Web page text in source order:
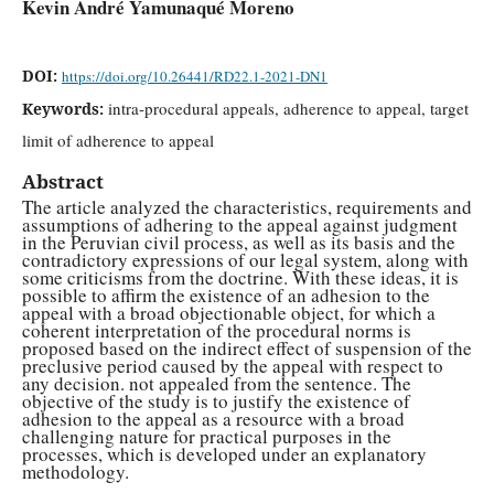
Kevin André Yamunaqué Moreno
DOI: https://doi.org/10.26441/RD22.1-2021-DN1
Keywords: intra-procedural appeals, adherence to appeal, target
limit of adherence to appeal
Abstract
The article analyzed the characteristics, requirements and
assumptions of adhering to the appeal against judgment
in the Peruvian civil process, as well as its basis and the
contradictory expressions of our legal system, along with
some criticisms from the doctrine. With these ideas, it is
possible to affirm the existence of an adhesion to the
appeal with a broad objectionable object, for which a
coherent interpretation of the procedural norms is
proposed based on the indirect effect of suspension of the
preclusive period caused by the appeal with respect to
any decision. not appealed from the sentence. The
objective of the study is to justify the existence of
adhesion to the appeal as a resource with a broad
challenging nature for practical purposes in the
processes, which is developed under an explanatory
methodology.